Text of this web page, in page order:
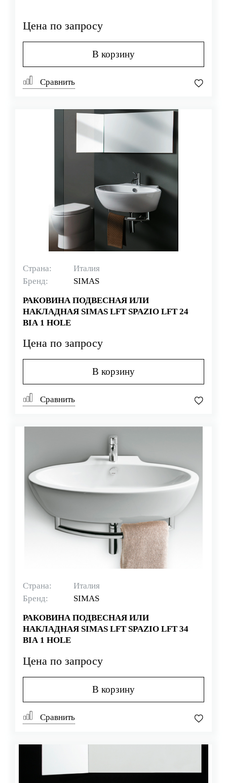
Цена по запросу
В корзину
Сравнить
Страна:
Италия
Бренд:
SIMAS
РАКОВИНА ПОДВЕСНАЯ ИЛИ
НАКЛАДНАЯ SIMAS LFT SPAZIO LFT 24
BIA 1 HOLE
Цена по запросу
В корзину
Сравнить
Страна:
Италия
Бренд:
SIMAS
РАКОВИНА ПОДВЕСНАЯ ИЛИ
НАКЛАДНАЯ SIMAS LFT SPAZIO LFT 34
BIA 1 HOLE
Цена по запросу
В корзину
Сравнить